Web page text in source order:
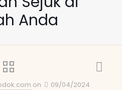
Anda
on 09/04/2024